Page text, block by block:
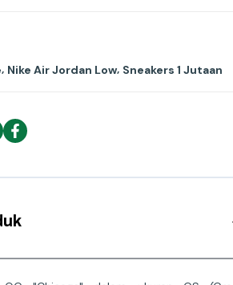
, Nike Air Jordan Low, Sneakers 1 Jutaan